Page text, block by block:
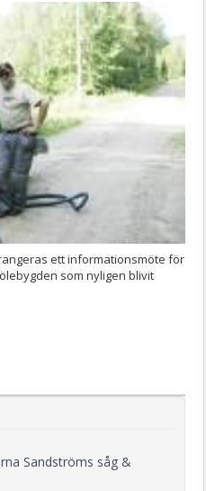
ett informationsmöte för
som nyligen blivit
Sandströms såg &